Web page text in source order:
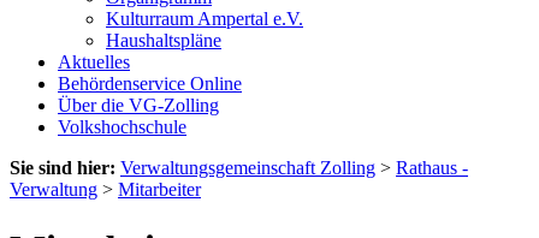
Kulturraum Ampertal e.V.
Haushaltspläne
Aktuelles
Behördenservice Online
Über die VG-Zolling
Volkshochschule
Sie sind hier: Verwaltungsgemeinschaft Zolling > Rathaus -
Verwaltung > Mitarbeiter